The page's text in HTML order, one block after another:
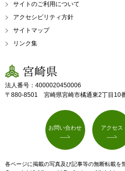
サイトのご利用について
アクセシビリティ方針
サイトマップ
リンク集
宮崎県
法人番号：4000020450006
〒880-8501 宮崎県宮崎市橘通東2丁目10
お問い合わせ アクセス
各ページに掲載の写真及び記事等の無断転載を